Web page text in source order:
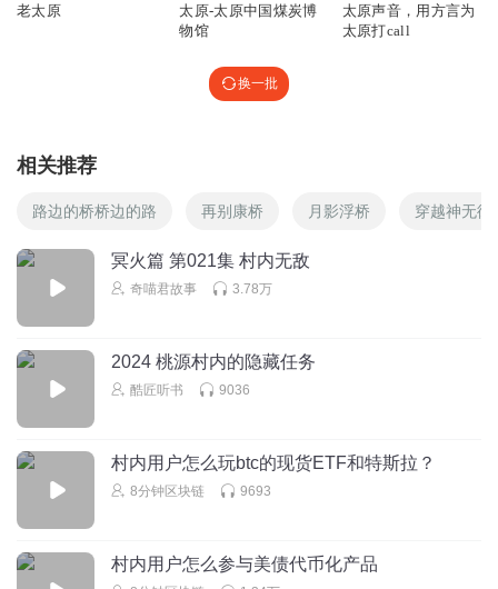
老太原
太原-太原中国煤炭博
物馆
太原声音，用方言为
太原打call
换一批
相关推荐
路边的桥桥边的路 再别康桥 月影浮桥 穿越神无彼
冥火篇 第021集 村内无敌
奇喵君故事 3.78万
2024 桃源村内的隐藏任务
酷匠听书 9036
村内用户怎么玩btc的现货ETF和特斯拉？
8分钟区块链 9693
村内用户怎么参与美债代币化产品